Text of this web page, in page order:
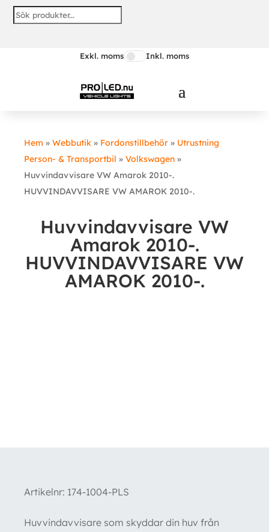
Exkl. moms Inkl. moms
Hem » Webbutik » Fordonstillbehör » Utrustning
Person- & Transportbil » Volkswagen »
Huvvindavvisare VW Amarok 2010-.
HUVVINDAVVISARE VW AMAROK 2010-.
Huvvindavvisare VW
Amarok 2010-.
HUVVINDAVVISARE VW
AMAROK 2010-.
Artikelnr: 174-1004-PLS
Huvvindavvisare som skyddar din huv från